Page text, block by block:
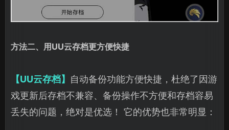
方法二、用UU云存档更方便快捷
【UU云存档】 自动备份功能方便快捷，杜绝了因游
戏更新后存档不兼容、备份操作不方便和存档容易
丢失的问题，绝对是优选！ 它的优势也非常明显：